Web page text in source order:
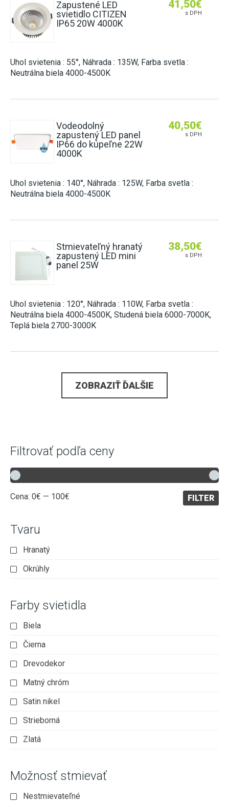
Zapustené LED
svietidlo CITIZEN
IP65 20W 4000K
41,50€
s DPH
Uhol svietenia : 55°, Náhrada : 135W, Farba svetla :
Neutrálna biela 4000-4500K
Vodeodolný
zapustený LED panel
IP66 do kúpeľne 22W
4000K
40,50€
s DPH
Uhol svietenia : 140°, Náhrada : 125W, Farba svetla :
Neutrálna biela 4000-4500K
Stmievateľný hranatý
zapustený LED mini
panel 25W
38,50€
s DPH
Uhol svietenia : 120°, Náhrada : 110W, Farba svetla :
Neutrálna biela 4000-4500K, Studená biela 6000-7000K,
Teplá biela 2700-3000K
ZOBRAZIŤ ĎALŠIE
Filtrovať podľa ceny
Minimálna
Maximálna
FILTER
Cena: 0€ — 100€
Tvaru
Hranatý
Okrúhly
Farby svietidla
Biela
Čierna
Drevodekor
Matný chróm
Satin nikel
Strieborná
Zlatá
Možnosť stmievať
Nestmievateľné